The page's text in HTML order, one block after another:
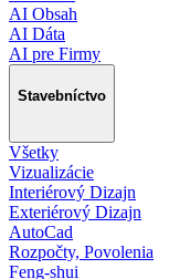
AI Obsah
AI Dáta
AI pre Firmy
Stavebníctvo
Všetky
Vizualizácie
Interiérový Dizajn
Exteriérový Dizajn
AutoCad
Rozpočty, Povolenia
Feng-shui